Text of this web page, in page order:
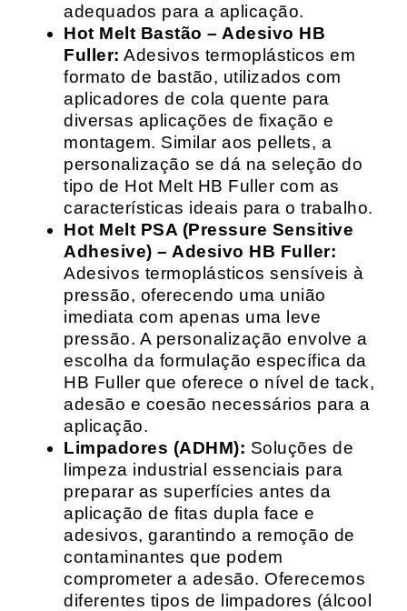
adequados para a aplicação.
Hot Melt Bastão – Adesivo HB
Fuller: Adesivos termoplásticos em
formato de bastão, utilizados com
aplicadores de cola quente para
diversas aplicações de fixação e
montagem. Similar aos pellets, a
personalização se dá na seleção do
tipo de Hot Melt HB Fuller com as
características ideais para o trabalho.
Hot Melt PSA (Pressure Sensitive
Adhesive) – Adesivo HB Fuller:
Adesivos termoplásticos sensíveis à
pressão, oferecendo uma união
imediata com apenas uma leve
pressão. A personalização envolve a
escolha da formulação específica da
HB Fuller que oferece o nível de tack,
adesão e coesão necessários para a
aplicação.
Limpadores (ADHM): Soluções de
limpeza industrial essenciais para
preparar as superfícies antes da
aplicação de fitas dupla face e
adesivos, garantindo a remoção de
contaminantes que podem
comprometer a adesão. Oferecemos
diferentes tipos de limpadores (álcool